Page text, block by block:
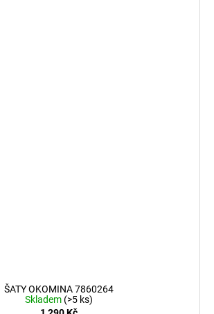
ŠATY OKOMINA 7860264
Skladem (>5 ks)